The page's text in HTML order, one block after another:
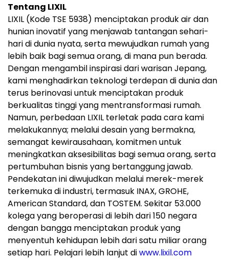
Tentang LIXIL
LIXIL (Kode TSE 5938) menciptakan produk air dan
hunian inovatif yang menjawab tantangan sehari-
hari di dunia nyata, serta mewujudkan rumah yang
lebih baik bagi semua orang, di mana pun berada.
Dengan mengambil inspirasi dari warisan Jepang,
kami menghadirkan teknologi terdepan di dunia dan
terus berinovasi untuk menciptakan produk
berkualitas tinggi yang mentransformasi rumah.
Namun, perbedaan LIXIL terletak pada cara kami
melakukannya; melalui desain yang bermakna,
semangat kewirausahaan, komitmen untuk
meningkatkan aksesibilitas bagi semua orang, serta
pertumbuhan bisnis yang bertanggung jawab.
Pendekatan ini diwujudkan melalui merek-merek
terkemuka di industri, termasuk INAX, GROHE,
American Standard, dan TOSTEM. Sekitar 53.000
kolega yang beroperasi di lebih dari 150 negara
dengan bangga menciptakan produk yang
menyentuh kehidupan lebih dari satu miliar orang
setiap hari. Pelajari lebih lanjut diwww.lixil.com